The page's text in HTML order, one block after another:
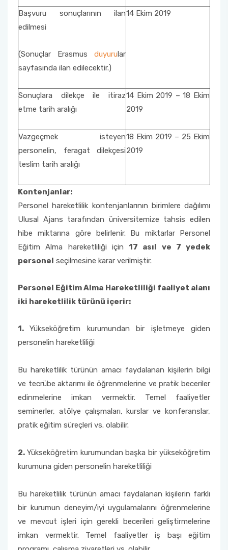
Başvuru sonuçlarının ilan
edilmesi
(Sonuçlar Erasmus duyurular
sayfasında ilan edilecektir.)
14 Ekim 2019
Sonuçlara dilekçe ile itiraz
etme tarih aralığı
14 Ekim 2019 – 18 Ekim
2019
Vazgeçmek isteyen
personelin, feragat dilekçesi
teslim tarih aralığı
18 Ekim 2019 – 25 Ekim
2019
Kontenjanlar:
Personel hareketlilik kontenjanlarının birimlere dağılımı
Ulusal Ajans tarafından üniversitemize tahsis edilen
hibe miktarına göre belirlenir.
Bu miktarlar Personel
Eğitim Alma hareketliliği için 17 asıl ve 7 yedek
personel seçilmesine karar verilmiştir.
Personel Eğitim Alma Hareketliliği faaliyet alanı
iki hareketlilik türünü içerir:
1.Yükseköğretim kurumundan bir işletmeye giden
personelin hareketliliği
Bu hareketlilik türünün amacı faydalanan kişilerin bilgi
ve tecrübe aktarımı ile öğrenmelerine ve pratik beceriler
edinmelerine imkan vermektir. Temel faaliyetler
seminerler, atölye çalışmaları, kurslar ve konferanslar,
pratik eğitim süreçleri vs. olabilir.
2. Yükseköğretim kurumundan başka bir yükseköğretim
kurumuna giden personelin hareketliliği
Bu hareketlilik türünün amacı faydalanan kişilerin farklı
bir kurumun deneyim/iyi uygulamalarını öğrenmelerine
ve mevcut işleri için gerekli becerileri geliştirmelerine
imkan vermektir. Temel faaliyetler iş başı eğitim
Erasmus+ Bölüm Koordinatörleri
Erasmus+ Programı Bağlantılar
AÜ KVK Metni
Videosu
Erasmus+ Programı Duyuruları
Erasmus+ Ofis Görüşme Saatleri
Mevlana Değişim Programı Anlaşmaları
Mevlana Değişim Programı Bölüm/Program
Mevlana Değişim Programı Sıkça Sorulan
YÖK Mevlana Değişim Programı Tanıtım Filmi
Mevlana Değişim Programı Duyuruları
Farabi Değişim Programı Duyuruları